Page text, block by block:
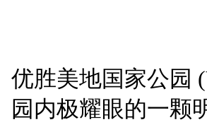
优胜美地国家公园
园内极耀眼的一颗